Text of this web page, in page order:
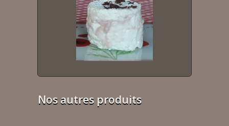
Nos autres produits